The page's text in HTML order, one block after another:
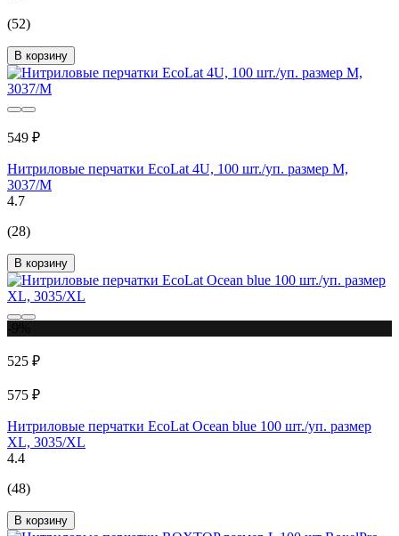
(52)
В корзину
549 ₽
Нитриловые перчатки EcoLat 4U, 100 шт./уп. размер M,
3037/M
4.7
(28)
В корзину
525 ₽
575 ₽
Нитриловые перчатки EcoLat Ocean blue 100 шт./уп. размер
XL, 3035/XL
4.4
(48)
В корзину